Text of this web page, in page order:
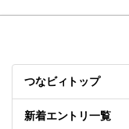
つなビィトップ
新着エントリ一覧